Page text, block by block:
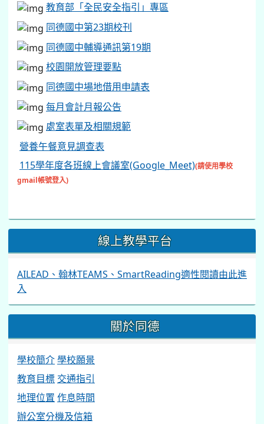
教育部「全民安全指引」專區
同德國中第23期校刊
同德國中輔導通訊第19期
校園開放管理要點
同德國中場地借用申請表
每月會計月報公告
處室表單及相關規範
營養午餐意見調查表
115學年度各班線上會議室(Google_Meet)(請使用學校
gmail帳號登入)
線上教學平台
AILEAD、翰林TEAMS、SmartReading適性閱讀由此進
入
關於同德
學校簡介學校願景
教育目標 交通指引
地理位置 作息時間
辦公室分機及信箱